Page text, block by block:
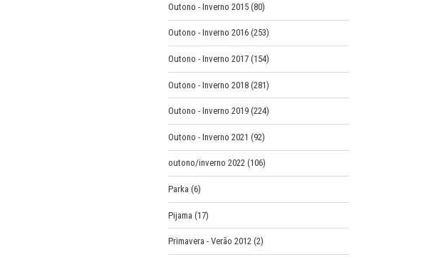
Outono - Inverno 2015 (80)
Outono - Inverno 2016 (253)
Outono - Inverno 2017 (154)
Outono - Inverno 2018 (281)
Outono - Inverno 2019 (224)
Outono - Inverno 2021 (92)
outono/inverno 2022 (106)
Parka (6)
Pijama (17)
Primavera - Verão 2012 (2)